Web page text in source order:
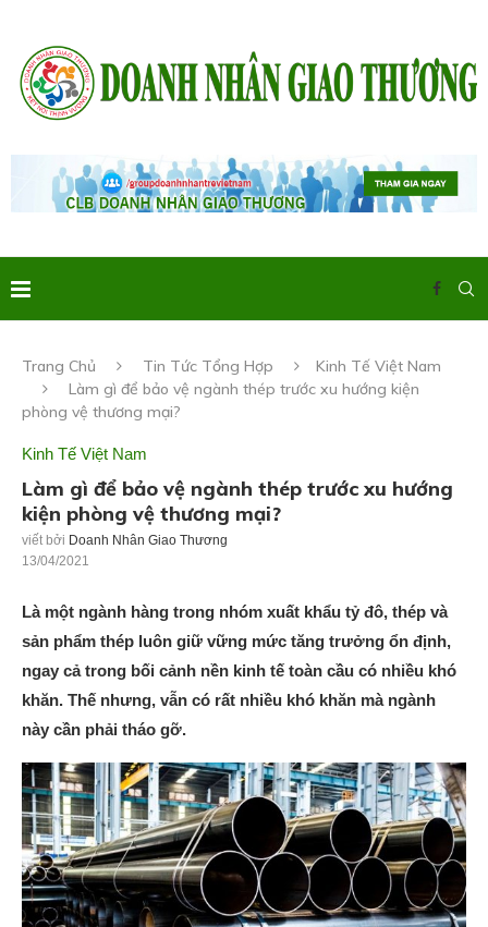
Trang Chủ Tin Tức Tổng Hợp
Kinh Tế Việt Nam
Làm gì để bảo vệ ngành thép trước xu hướng kiện
phòng vệ thương mại?
Kinh Tế Việt Nam
Làm gì để bảo vệ ngành thép trước xu hướng
kiện phòng vệ thương mại?
viết bởi Doanh Nhân Giao Thương
13/04/2021
Là một ngành hàng trong nhóm xuất khẩu tỷ đô, thép và
sản phẩm thép luôn giữ vững mức tăng trưởng ổn định,
ngay cả trong bối cảnh nền kinh tế toàn cầu có nhiều khó
khăn. Thế nhưng, vẫn có rất nhiều khó khăn mà ngành
này cần phải tháo gỡ.